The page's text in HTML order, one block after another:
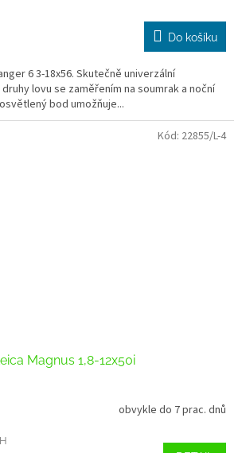
M
ADo košíku
6 3-18x56. Skutečně univerzální
lovu se zaměřením na soumrak a noční
bod umožňuje...
Magnus 1,8-12x50i
obvykle do 7 prac. dnů
Kód: 22855/L-4